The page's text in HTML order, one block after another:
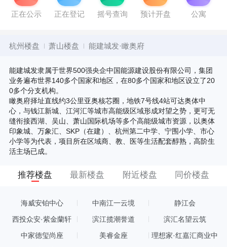
正在公示 正在登记 摇号查询 预计开盘 公寓
杭州楼盘 萧山楼盘 能建城发·瞰奥府
能建城发隶属于世界500强央企中国能源建设股份有限公司，集团
业务遍布世界140多个国家和地区，在80多个国家和地区设立了20
0多个分支机构。
瞰奥府择址直线约3公里亚奥核芯圈，地铁7号线4站可达奥体中
心，与钱江新城、江河汇等城市高能级区域形成对望之势，更可无
缝衔接西湖、吴山、萧山国际机场等多个高能级城市资源，以奥体
印象城、万象汇、SKP（在建）、杭州第二中学、宁围小学、市心
小学等为代表，项目所在区域商、教、医等生活配套醇熟，高阶生
活主场已成。
推荐楼盘 最新楼盘 附近楼盘 同价楼盘
海威安铂中心 中南江一云境 静江会
西投众安·紫金蘭轩 滨江揽潮誉道 滨汇名望云筑
中家德玺尚座 美睿金座
理想家·红嘉汇商业中